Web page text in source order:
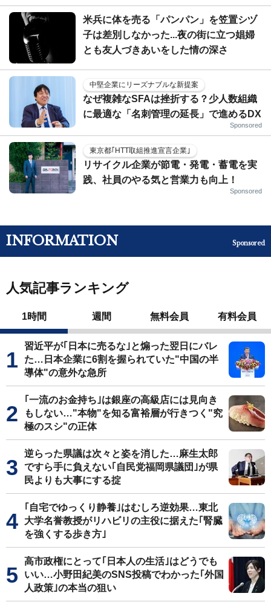
米兵に体を売る「パンパン」を笠置シヅ
子は差別しなかった...夜の街に立つ娼婦
とも友人づきあいをした情の深さ
中堅企業にリーズナブルな新提案
なぜ複雑なSFAは挫折する？少人数組織
に最適な「名刺管理の延長」で進めるDX
Sponsored
東京都｢HTT取組推進宣言企業｣
リサイクル企業が節電・発電・蓄電を実
践、社員のやる気と営業力も向上！
Sponsored
INFORMATION Sponsored
人気記事ランキング
1時間 週間 無料会員 有料会員
習近平が｢日本に売るな｣と煽った翌日にバレ
た…日本企業に6割を握られていた"中国の半
導体"の意外な急所
｢一流のお金持ち｣は銀座の高級店には見向き
もしない…"本物"を知る富裕層が行きつく"究
極のスシ"の正体
逆らった県議は次々と姿を消した…麻生太郎
ですら手に負えない｢自民党福岡県議団｣が県
民よりも大事にする掟
｢自宅でゆっくり静養｣はむしろ逆効果…東北
大学名誉教授がリハビリの主役に据えた｢腎臓
を強くする歩き方｣
高市政権にとって｢日本人の生活｣はどうでも
いい…小野田紀美のSNS投稿でわかった｢外国
人政策｣の本当の狙い